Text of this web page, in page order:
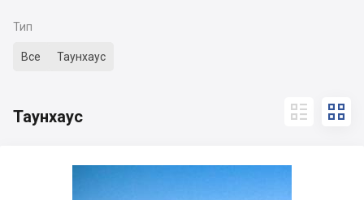
Тип
Все Таунхаус
Таунхаус  